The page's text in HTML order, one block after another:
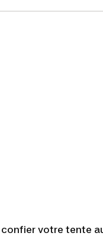
votre tente